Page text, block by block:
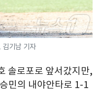
기남 기자
솔로포로 앞서갔지만,
민의 내야안타로 1-1